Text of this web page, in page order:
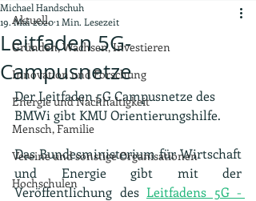
Aktuell.
Gründen, Wachsen, Investieren
Innovation und Forschung
Energie und Nachhaltigkeit
Mensch, Familie
Vereine und sonstige Organisationen
Hochschulen
Leitfaden 5G-
Campusnetze
Michael Handschuh
19. Mai 20201 Min. Lesezeit
Der Leitfaden 5G Campusnetze des
BMWi gibt KMU Orientierungshilfe.
Das Bundesministerium für Wirtschaft
und Energie gibt mit der
Veröffentlichung des Leitfadens 5G -